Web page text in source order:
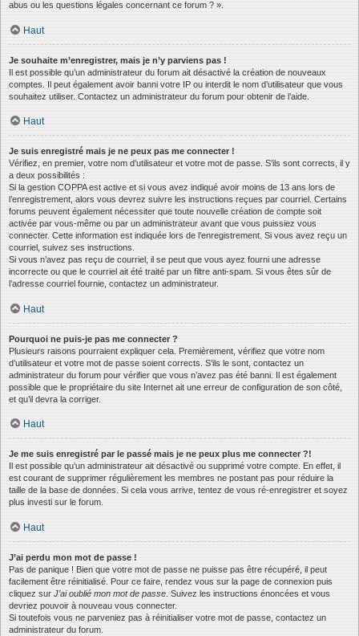
abus ou les questions légales concernant ce forum ? ».
Haut
Je souhaite m’enregistrer, mais je n’y parviens pas !
Il est possible qu’un administrateur du forum ait désactivé la création de nouveaux
comptes. Il peut également avoir banni votre IP ou interdit le nom d’utilisateur que vous
souhaitez utiliser. Contactez un administrateur du forum pour obtenir de l’aide.
Haut
Je suis enregistré mais je ne peux pas me connecter !
Vérifiez, en premier, votre nom d’utilisateur et votre mot de passe. S’ils sont corrects, il y
a deux possibilités :
Si la gestion COPPA est active et si vous avez indiqué avoir moins de 13 ans lors de
l’enregistrement, alors vous devrez suivre les instructions reçues par courriel. Certains
forums peuvent également nécessiter que toute nouvelle création de compte soit
activée par vous-même ou par un administrateur avant que vous puissiez vous
connecter. Cette information est indiquée lors de l’enregistrement. Si vous avez reçu un
courriel, suivez ses instructions.
Si vous n’avez pas reçu de courriel, il se peut que vous ayez fourni une adresse
incorrecte ou que le courriel ait été traité par un filtre anti-spam. Si vous êtes sûr de
l’adresse courriel fournie, contactez un administrateur.
Haut
Pourquoi ne puis-je pas me connecter ?
Plusieurs raisons pourraient expliquer cela. Premièrement, vérifiez que votre nom
d’utilisateur et votre mot de passe soient corrects. S’ils le sont, contactez un
administrateur du forum pour vérifier que vous n’avez pas été banni. Il est également
possible que le propriétaire du site Internet ait une erreur de configuration de son côté,
et qu’il devra la corriger.
Haut
Je me suis enregistré par le passé mais je ne peux plus me connecter ?!
Il est possible qu’un administrateur ait désactivé ou supprimé votre compte. En effet, il
est courant de supprimer régulièrement les membres ne postant pas pour réduire la
taille de la base de données. Si cela vous arrive, tentez de vous ré-enregistrer et soyez
plus investi sur le forum.
Haut
J’ai perdu mon mot de passe !
Pas de panique ! Bien que votre mot de passe ne puisse pas être récupéré, il peut
facilement être réinitialisé. Pour ce faire, rendez vous sur la page de connexion puis
cliquez sur J’ai oublié mon mot de passe . Suivez les instructions énoncées et vous
devriez pouvoir à nouveau vous connecter.
Si toutefois vous ne parveniez pas à réinitialiser votre mot de passe, contactez un
administrateur du forum.